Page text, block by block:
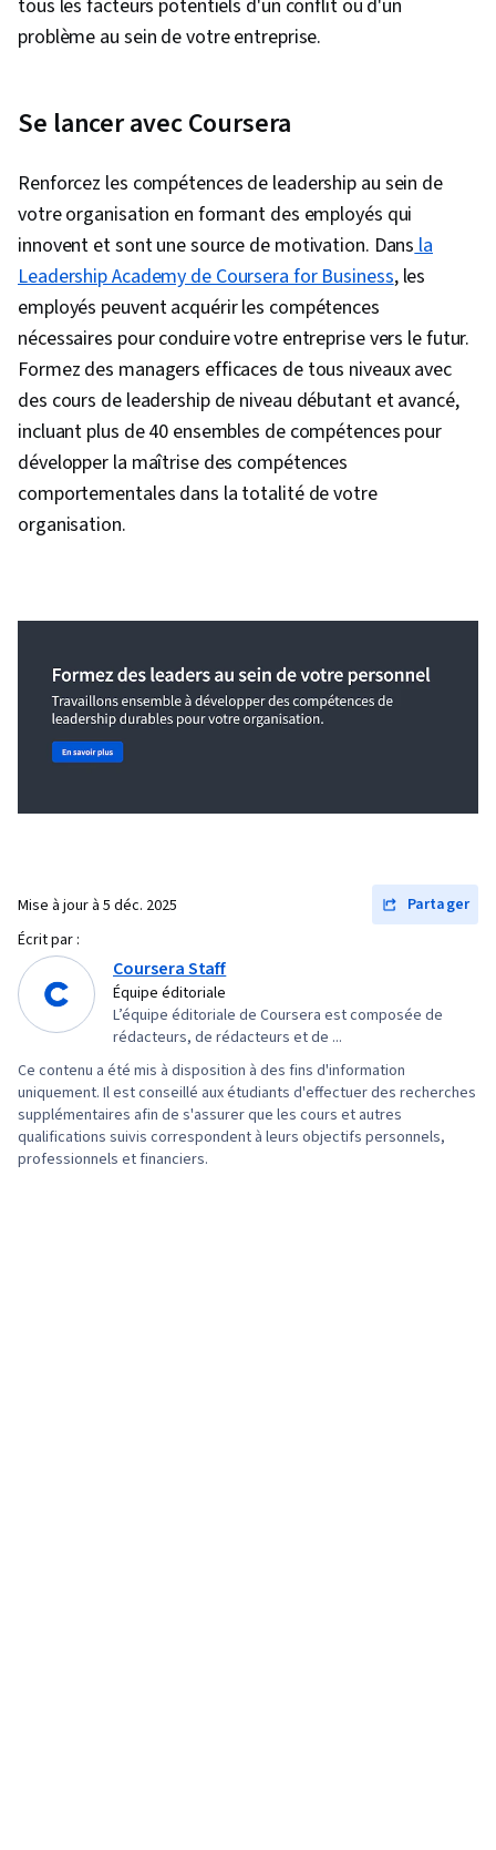
tous les facteurs potentiels d'un conflit ou d'un
problème au sein de votre entreprise.
Se lancer avec Coursera
Renforcez les compétences de leadership au sein de
votre organisation en formant des employés qui
innovent et sont une source de motivation. Dansla
Leadership Academy de Coursera for Business, les
employés peuvent acquérir les compétences
nécessaires pour conduire votre entreprise vers le futur.
Formez des managers efficaces de tous niveaux avec
des cours de leadership de niveau débutant et avancé,
incluant plus de 40 ensembles de compétences pour
développer la maîtrise des compétences
comportementales dans la totalité de votre
organisation.
Mise à jour à 5 déc. 2025
Partager
Écrit par :
Coursera Staff
Équipe éditoriale
L’équipe éditoriale de Coursera est composée de
rédacteurs, de rédacteurs et de ...
Ce contenu a été mis à disposition à des fins d'information
uniquement. Il est conseillé aux étudiants d'effectuer des recherches
supplémentaires afin de s'assurer que les cours et autres
qualifications suivis correspondent à leurs objectifs personnels,
professionnels et financiers.